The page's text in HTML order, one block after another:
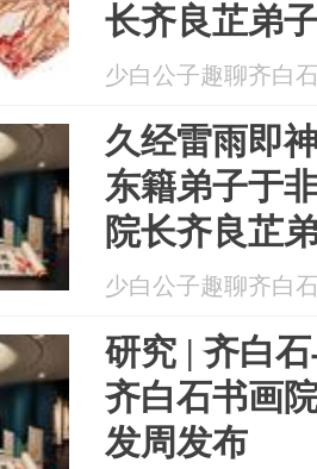
长齐良芷弟
少白公子趣聊齐白
久经雷雨即
东籍弟子于
院长齐良芷
少白公子趣聊齐白
研究 | 齐白
齐白石书画
发周发布